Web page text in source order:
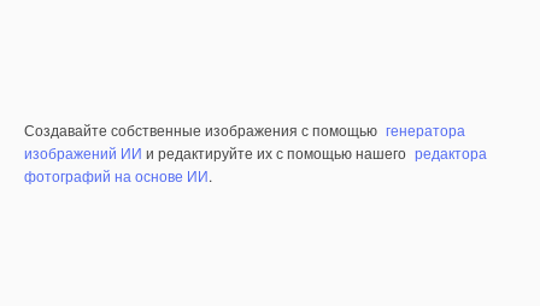
Создавайте собственные изображения с помощью генератора
изображений ИИ и редактируйте их с помощью нашего редактора
фотографий на основе ИИ.